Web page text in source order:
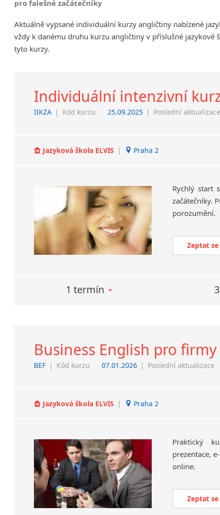
Děčín
Hodonín
Prostějov
Sedlčany
Tišnov
pro falešné začátečníky
Aktuálně vypsané individuální kurzy angličtiny nabízené
vždy k danému druhu kurzu angličtiny v příslušné
tyto kurzy.
Individuální intenzivní
IIKZA | Kód kurzu 25.09.2025 | Poslední
Jazyková škola ELVIS | Praha 2
Rychlý start
začátečníky.
porozumění.
Zeptat
1 termín
Business English pro
BEF | Kód kurzu 07.01.2026 | Poslední aktualizace
Jazyková škola ELVIS | Praha 2
Praktický
prezentace,
online.
Zeptat